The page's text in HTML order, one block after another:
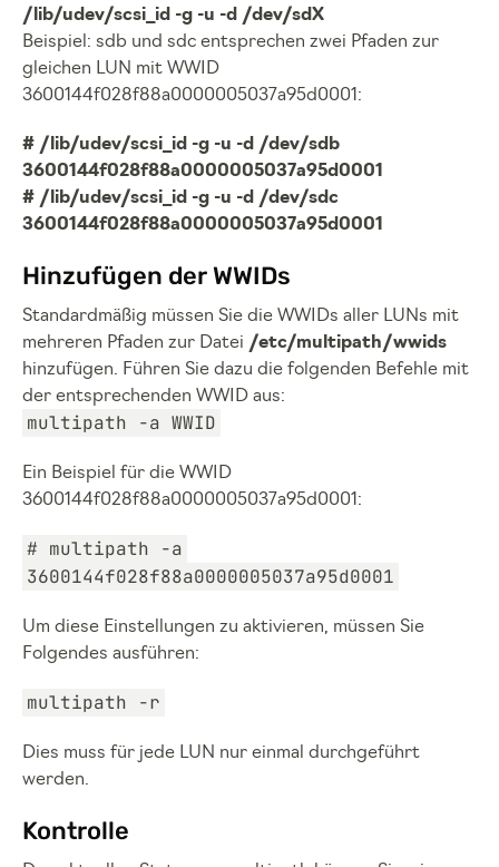
/lib/udev/scsi_id -g -u -d /dev/sdX
Beispiel: sdb und sdc entsprechen zwei Pfaden zur
gleichen LUN mit WWID
3600144f028f88a0000005037a95d0001:
# /lib/udev/scsi_id -g -u -d /dev/sdb
3600144f028f88a0000005037a95d0001
# /lib/udev/scsi_id -g -u -d /dev/sdc
3600144f028f88a0000005037a95d0001
Hinzufügen der WWIDs
Standardmäßig müssen Sie die WWIDs aller LUNs mit
mehreren Pfaden zur Datei /etc/multipath/wwids
hinzufügen. Führen Sie dazu die folgenden Befehle mit
der entsprechenden WWID aus:
multipath -a WWID
Ein Beispiel für die WWID
3600144f028f88a0000005037a95d0001:
# multipath -a
3600144f028f88a0000005037a95d0001
Um diese Einstellungen zu aktivieren, müssen Sie
Folgendes ausführen:
multipath -r
Dies muss für jede LUN nur einmal durchgeführt
werden.
Kontrolle